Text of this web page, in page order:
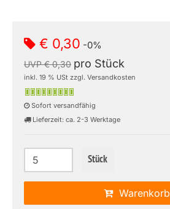
€ 0,30 -0%
UVP € 0,30 pro Stück
inkl. 19 % USt zzgl. Versandkosten
Sofort versandfähig
Lieferzeit: ca. 2-3 Werktage
Stück
Warenkorb